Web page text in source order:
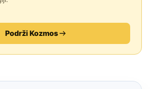
Podrži Kozmos